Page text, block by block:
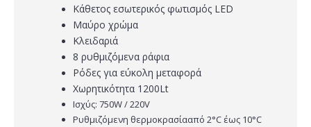
Κάθετος εσωτερικός φωτισμός LED
Μαύρο χρώμα
Κλειδαριά
8 ρυθμιζόμενα ράφια
Ρόδες για εύκολη μεταφορά
Χωρητικότητα 1200Lt
Ισχύς: 750W / 220V
Ρυθμιζόμενη θερμοκρασίααπό 2°C έως 10°C